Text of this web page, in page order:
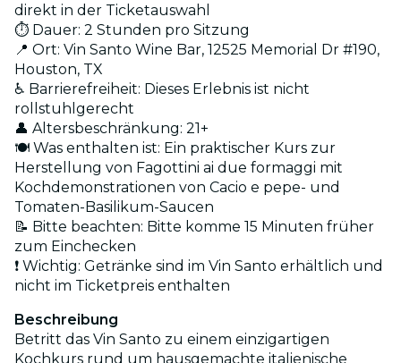
direkt in der Ticketauswahl
⏱️ Dauer: 2 Stunden pro Sitzung
📍 Ort: Vin Santo Wine Bar, 12525 Memorial Dr #190,
Houston, TX
♿ Barrierefreiheit: Dieses Erlebnis ist nicht
rollstuhlgerecht
👤 Altersbeschränkung: 21+
🍽️ Was enthalten ist: Ein praktischer Kurs zur
Herstellung von Fagottini ai due formaggi mit
Kochdemonstrationen von Cacio e pepe- und
Tomaten-Basilikum-Saucen
📝 Bitte beachten: Bitte komme 15 Minuten früher
zum Einchecken
❗ Wichtig: Getränke sind im Vin Santo erhältlich und
nicht im Ticketpreis enthalten
Beschreibung
Betritt das Vin Santo zu einem einzigartigen
Kochkurs rund um hausgemachte italienische